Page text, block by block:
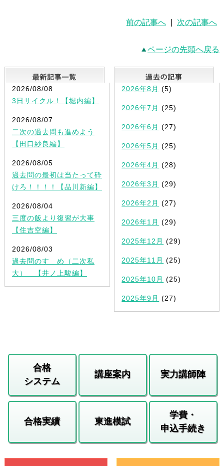
前の記事へ 次の記事へ
ページの先頭へ戻る
最新記事一覧
2026/08/08
3日サイクル！【堀内編】
2026/08/07
二次の過去問も進めよう
【田口紗良編】
2026/08/05
過去問の最初は当たって砕
けろ！！！！【品川新編】
2026/08/04
三度の飯より復習が大事
【住吉空編】
2026/08/03
過去問のすゝめ（二次私
大） 【井ノ上駿編】
2026年8月 (5)
2026年7月 (25)
2026年6月 (27)
2026年5月 (25)
2026年4月 (28)
2026年3月 (29)
2026年2月 (27)
2026年1月 (29)
2025年12月 (29)
2025年11月 (25)
2025年10月 (25)
2025年9月 (27)
合格
システム
講座案内 実力講師陣
合格実績 東進模試
学費・
申込手続き